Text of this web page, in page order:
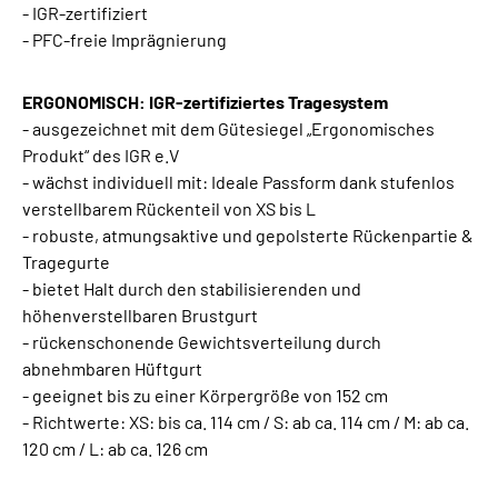
- IGR-zertifiziert
- PFC-freie Imprägnierung
ERGONOMISCH: IGR-zertifiziertes Tragesystem
- ausgezeichnet mit dem Gütesiegel „Ergonomisches
Produkt“ des IGR e.V
- wächst individuell mit: Ideale Passform dank stufenlos
verstellbarem Rückenteil von XS bis L
- robuste, atmungsaktive und gepolsterte Rückenpartie &
Tragegurte
- bietet Halt durch den stabilisierenden und
höhenverstellbaren Brustgurt
- rückenschonende Gewichtsverteilung durch
abnehmbaren Hüftgurt
- geeignet bis zu einer Körpergröße von 152 cm
- Richtwerte: XS: bis ca. 114 cm / S: ab ca. 114 cm / M: ab ca.
120 cm / L: ab ca. 126 cm